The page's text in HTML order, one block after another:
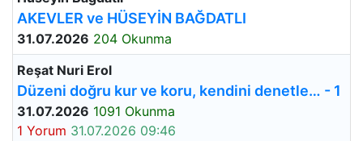
AKEVLER ve HÜSEYİN BAĞDATLI
31.07.2026 204 Okunma
Reşat Nuri Erol
Düzeni doğru kur ve koru, kendini denetle… - 1
31.07.2026 1091 Okunma
1 Yorum 31.07.2026 09:46